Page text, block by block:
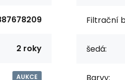
2 roky
AUKCE
Filtrační
šedá:
Barvy: